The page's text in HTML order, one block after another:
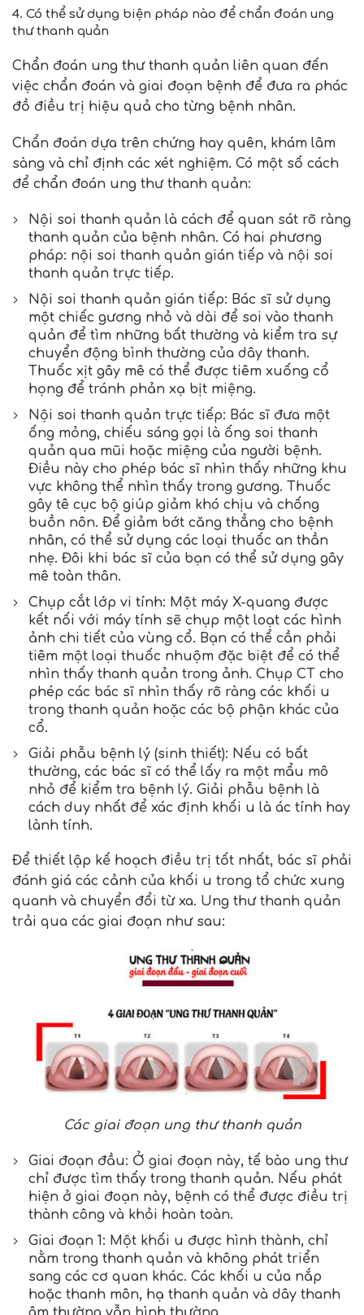
4. Có thể sử dụng biện pháp nào để chẩn đoán ung
thư thanh quản
Chẩn đoán ung thư thanh quản liên quan đến
việc chẩn đoán và giai đoạn bệnh để đưa ra phác
đồ điều trị hiệu quả cho từng bệnh nhân.
Chẩn đoán dựa trên chứng hay quên, khám lâm
sàng và chỉ định các xét nghiệm. Có một số cách
để chẩn đoán ung thư thanh quản:
Nội soi thanh quản là cách để quan sát rõ ràng
thanh quản của bệnh nhân. Có hai phương
pháp: nội soi thanh quản gián tiếp và nội soi
thanh quản trực tiếp.
Nội soi thanh quản gián tiếp: Bác sĩ sử dụng
một chiếc gương nhỏ và dài để soi vào thanh
quản để tìm những bất thường và kiểm tra sự
chuyển động bình thường của dây thanh.
Thuốc xịt gây mê có thể được tiêm xuống cổ
họng để tránh phản xạ bịt miệng.
Nội soi thanh quản trực tiếp: Bác sĩ đưa một
ống mỏng, chiếu sáng gọi là ống soi thanh
quản qua mũi hoặc miệng của người bệnh.
Điều này cho phép bác sĩ nhìn thấy những khu
vực không thể nhìn thấy trong gương. Thuốc
gây tê cục bộ giúp giảm khó chịu và chống
buồn nôn. Để giảm bớt căng thẳng cho bệnh
nhân, có thể sử dụng các loại thuốc an thần
nhẹ. Đôi khi bác sĩ của bạn có thể sử dụng gây
mê toàn thân.
Chụp cắt lớp vi tính: Một máy X-quang được
kết nối với máy tính sẽ chụp một loạt các hình
ảnh chi tiết của vùng cổ. Bạn có thể cần phải
tiêm một loại thuốc nhuộm đặc biệt để có thể
nhìn thấy thanh quản trong ảnh. Chụp CT cho
phép các bác sĩ nhìn thấy rõ ràng các khối u
trong thanh quản hoặc các bộ phận khác của
cổ.
Giải phẫu bệnh lý (sinh thiết): Nếu có bất
thường, các bác sĩ có thể lấy ra một mẩu mô
nhỏ để kiểm tra bệnh lý. Giải phẫu bệnh là
cách duy nhất để xác định khối u là ác tính hay
lành tính.
Để thiết lập kế hoạch điều trị tốt nhất, bác sĩ phải
đánh giá các cảnh của khối u trong tổ chức xung
quanh và chuyển đổi từ xa. Ung thư thanh quản
trải qua các giai đoạn như sau:
Các giai đoạn ung thư thanh quản
Giai đoạn đầu: Ở giai đoạn này, tế bào ung thư
chỉ được tìm thấy trong thanh quản. Nếu phát
hiện ở giai đoạn này, bệnh có thể được điều trị
thành công và khỏi hoàn toàn.
Giai đoạn 1: Một khối u được hình thành, chỉ
nằm trong thanh quản và không phát triển
sang các cơ quan khác. Các khối u của nắp
hoặc thanh môn, hạ thanh quản và dây thanh